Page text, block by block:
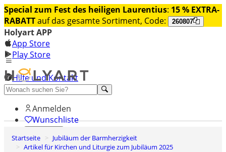
Special zum Fest des heiligen Laurentius: 15 % EXTRA-
RABATTauf das gesamte Sortiment, Code: 260807
Holyart APP
App Store
Play Store
Hilfe und Kontakt
Entdecken Sie Premium
Anmelden
Wunschliste
0
Warenkorb
Startseite
Jubiläum der Barmherzigkeit
Artikel für Kirchen und Liturgie zum Jubiläum 2025